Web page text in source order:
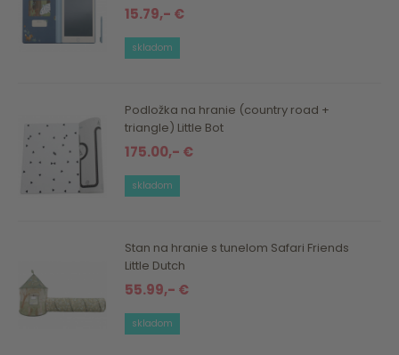
15.79,- €
skladom
Podložka na hranie (country road +
triangle) Little Bot
175.00,- €
skladom
Stan na hranie s tunelom Safari Friends
Little Dutch
55.99,- €
skladom